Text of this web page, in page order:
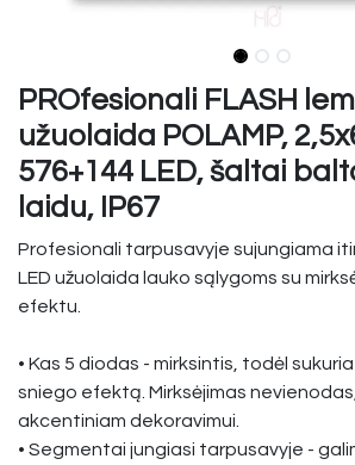
PROfesionali FLASH
užuolaida POLAMP,
576+144 LED, šaltai
laidu, IP67
Profesionali tarpusavyje sujungiama
LED užuolaida lauko sąlygoms su
efektu.
• Kas 5 diodas - mirksintis, todėl
sniego efektą. Mirksėjimas
akcentiniam dekoravimui.
• Segmentai jungiasi tarpusavyje -